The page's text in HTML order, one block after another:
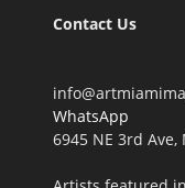
Contact Us
WhatsApp
6945 NE 3rd Ave,